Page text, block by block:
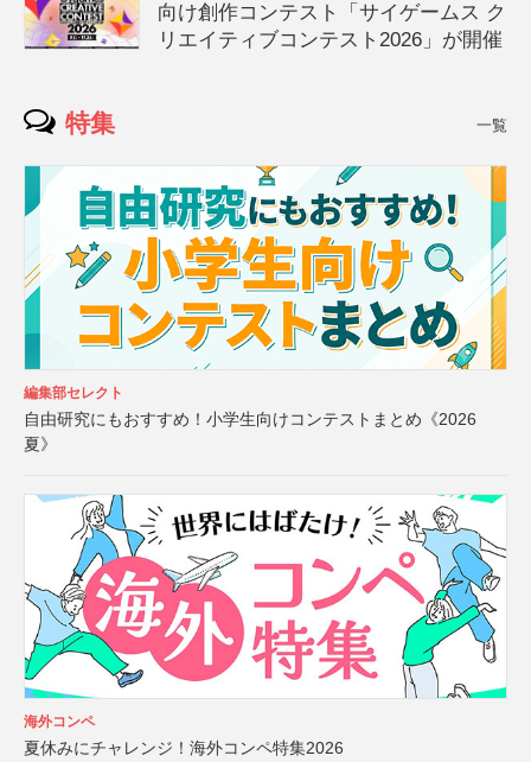
向け創作コンテスト「サイゲームス ク
リエイティブコンテスト2026」が開催
特集 一覧
編集部セレクト
自由研究にもおすすめ！小学生向けコンテストまとめ《2026
夏》
海外コンペ
夏休みにチャレンジ！海外コンペ特集2026